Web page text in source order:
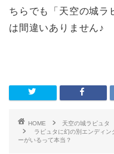
ちらでも「天空の城ラ
は間違いありません♪
HOME
天空の城ラピュタ
ラピュタに幻の別エンディ
ーがいるって本当？